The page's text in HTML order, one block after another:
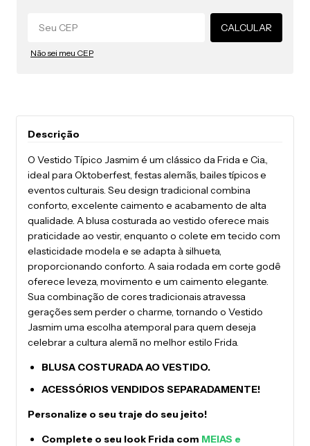
Alterar CEP
CALCULAR
Não sei meu CEP
Descrição
O Vestido Típico Jasmim é um clássico da Frida e Cia.,
ideal para Oktoberfest, festas alemãs, bailes típicos e
eventos culturais. Seu design tradicional combina
conforto, excelente caimento e acabamento de alta
qualidade. A blusa costurada ao vestido oferece mais
praticidade ao vestir, enquanto o colete em tecido com
elasticidade modela e se adapta à silhueta,
proporcionando conforto. A saia rodada em corte godê
oferece leveza, movimento e um caimento elegante.
Sua combinação de cores tradicionais atravessa
gerações sem perder o charme, tornando o Vestido
Jasmim uma escolha atemporal para quem deseja
celebrar a cultura alemã no melhor estilo Frida.
BLUSA COSTURADA AO VESTIDO.
ACESSÓRIOS VENDIDOS SEPARADAMENTE!
Personalize o seu traje do seu jeito!
Complete o seu look Frida com MEIAS e